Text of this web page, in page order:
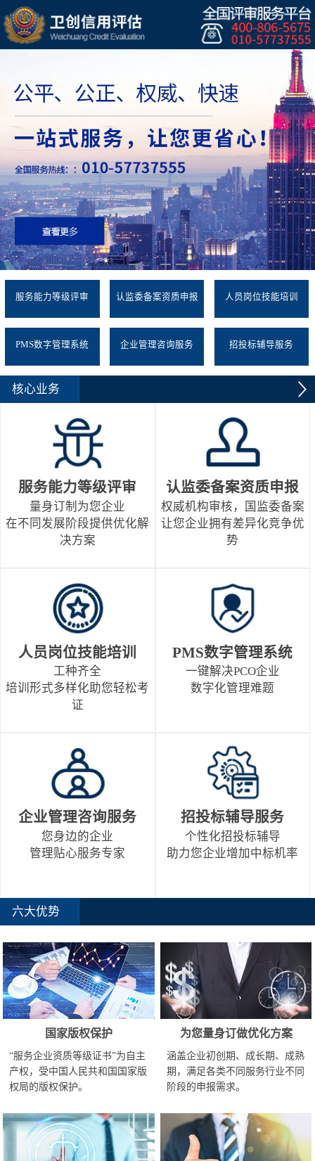
服务能力等级评审 认监委备案资质申报 人员岗位技能培训
PMS数字管理系统 企业管理咨询服务 招投标辅导服务
核心业务
服务能力等级评审
量身订制为您企业
在不同发展阶段提供优化解
决方案
认监委备案资质申报
权威机构审核，国监委备案
让您企业拥有差异化竞争优
势
人员岗位技能培训
工种齐全
培训形式多样化助您轻松考
证
PMS数字管理系统
一键解决PCO企业
数字化管理难题
企业管理咨询服务
您身边的企业
管理贴心服务专家
招投标辅导服务
个性化招投标辅导
助力您企业增加中标机率
六大优势
国家版权保护
“服务企业资质等级证书”为自主
产权，受中国人民共和国国家版
权局的版权保护。
为您量身订做优化方案
涵盖企业初创期、成长期、成熟
期，满足各类不同服务行业不同
阶段的申报需求。